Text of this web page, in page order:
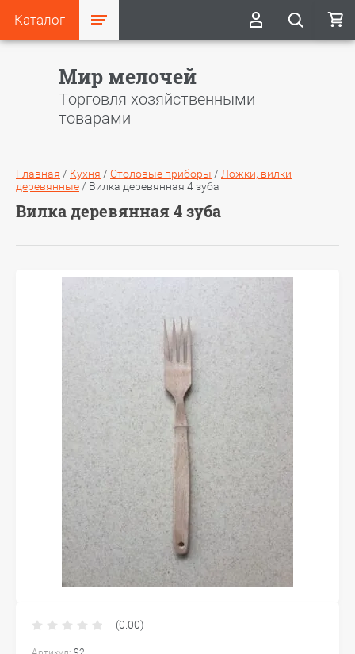
Каталог
Мир мелочей
Торговля хозяйственными
товарами
Главная / Кухня / Столовые приборы / Ложки, вилки
деревянные / Вилка деревянная 4 зуба
Вилка деревянная 4 зуба
(0.00)